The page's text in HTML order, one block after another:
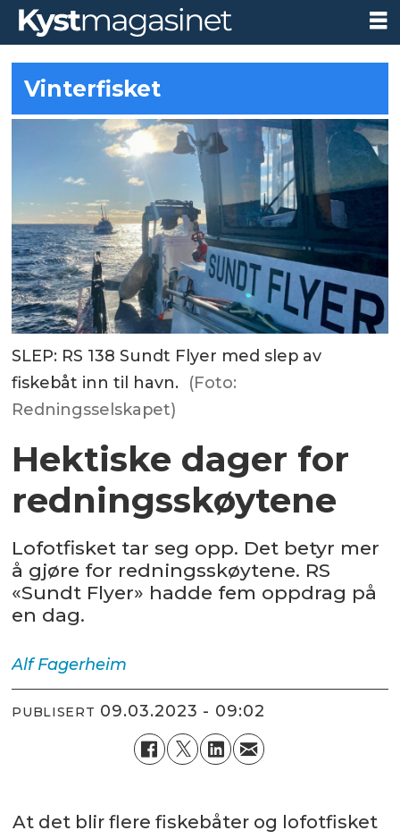
Vinterfisket
SLEP: RS 138 Sundt Flyer med slep av
fiskebåt inn til havn. (Foto:
Redningsselskapet)
Hektiske dager for
redningsskøytene
Lofotfisket tar seg opp. Det betyr mer
å gjøre for redningsskøytene. RS
«Sundt Flyer» hadde fem oppdrag på
en dag.
Alf Fagerheim
PUBLISERT 09.03.2023 - 09:02
At det blir flere fiskebåter og lofotfisket